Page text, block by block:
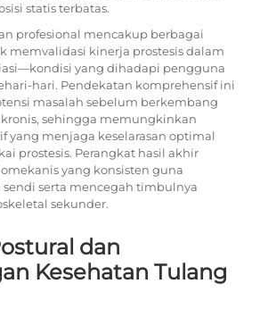
statis terbatas.
profesional mencakup berbagai
memvalidasi kinerja prostesis dalam
yang dihadapi pengguna
hari. Pendekatan komprehensif ini
masalah sebelum berkembang
sehingga memungkinkan
yang menjaga keselarasan optimal
prostesis. Perangkat hasil akhir
yang konsisten guna
serta mencegah timbulnya
sekunder.
dan
Kesehatan Tulang